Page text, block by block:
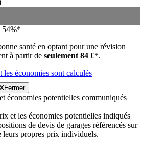
54%*
santé en optant pour une révision
à partir de seulement 84 €*.
économies sont calculés
Fermer
économies potentielles communiqués
et les économies potentielles indiqués
de devis de garages référencés sur
leurs propres prix individuels.